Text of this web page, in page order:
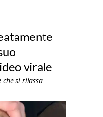
virale
che si rilassa